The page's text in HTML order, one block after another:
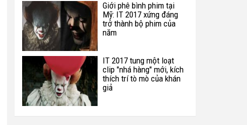
Giới phê bình phim tại
Mỹ: IT 2017 xứng đáng
trở thành bộ phim của
năm
IT 2017 tung một loạt
clip "nhá hàng" mới, kích
thích trí tò mò của khán
giả